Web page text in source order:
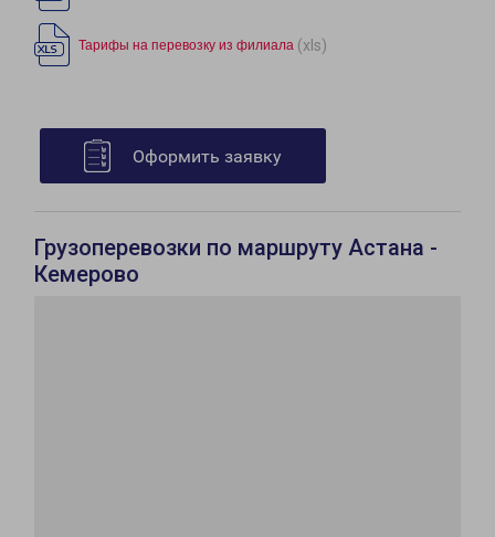
Тарифы на перевозку из филиала (xls)
Оформить заявку
Грузоперевозки по маршруту Астана -
Кемерово